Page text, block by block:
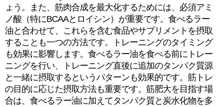
ょう。また、筋肉合成を最大化するためには、必須アミ
ノ酸（特にBCAAとロイシン）が重要です。食べるラー
油と合わせて、これらを含む食品やサプリメントを摂取
することも一つの方法です。トレーニングのタイミング
も効果に影響します。食べるラー油を食べる前にトレー
ニングを行い、トレーニング直後に追加のタンパク質源
と一緒に摂取するというパターンも効果的です。筋トレ
の目的に応じた摂取方法も重要です。筋肥大を目指す場
合は、食べるラー油に加えてタンパク質と炭水化物を多